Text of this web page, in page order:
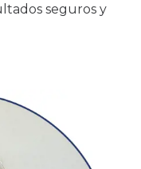
seguros y